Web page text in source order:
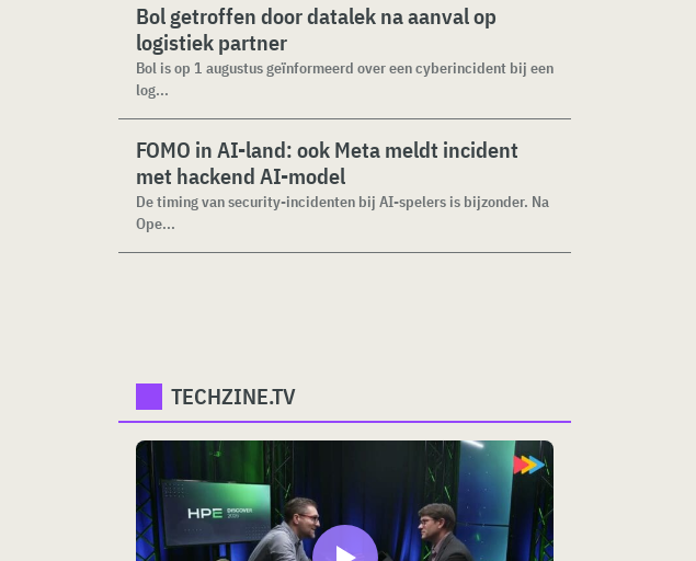
Bol getroffen door datalek na aanval op
logistiek partner
Bol is op 1 augustus geïnformeerd over een cyberincident bij een
log...
FOMO in AI-land: ook Meta meldt incident
met hackend AI-model
De timing van security-incidenten bij AI-spelers is bijzonder. Na
Ope...
TECHZINE.TV